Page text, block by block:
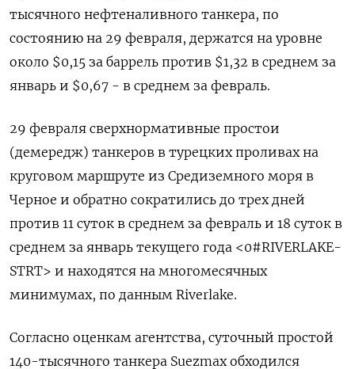
тысячного нефтеналивного танкера, по
состоянию на 29 февраля, держатся на уровне
около $0,15 за баррель против $1,32 в среднем за
январь и $0,67 - в среднем за февраль.
29 февраля сверхнормативные простои
(демередж) танкеров в турецких проливах на
круговом маршруте из Средиземного моря в
Черное и обратно сократились до трех дней
против 11 суток в среднем за февраль и 18 суток в
среднем за январь текущего года <0#RIVERLAKE-
STRT> и находятся на многомесячных
минимумах, по данным Riverlake.
Cогласно оценкам агентства, cуточный простой
140-тысячного танкера Suezmax обходился